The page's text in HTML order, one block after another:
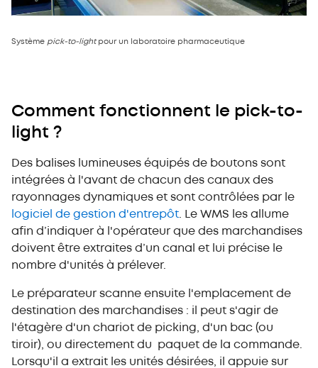
Système pick-to-lightpour un laboratoire pharmaceutique
Comment fonctionnent le pick-to-
light ?
Des balises lumineuses équipés de boutons sont
intégrées à l'avant de chacun des canaux des
rayonnages dynamiques et sont contrôlées par le
logiciel de gestion d'entrepôt . Le WMS les allume
afin d’indiquer à l'opérateur que des marchandises
doivent être extraites d’un canal et lui précise le
nombre d'unités à prélever.
Le préparateur scanne ensuite l'emplacement de
destination des marchandises : il peut s'agir de
l'étagère d'un chariot de picking, d'un bac (ou
tiroir), ou directement du paquet de la commande.
Lorsqu'il a extrait les unités désirées, il appuie sur